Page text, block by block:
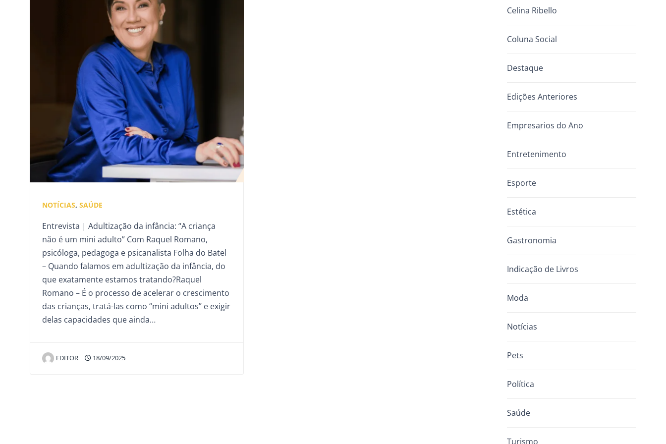
NOTÍCIAS, SAÚDE
Entrevista | Adultização da infância: “A criança
não é um mini adulto” Com Raquel Romano,
psicóloga, pedagoga e psicanalista Folha do Batel
– Quando falamos em adultização da infância, do
que exatamente estamos tratando?Raquel
Romano – É o processo de acelerar o crescimento
das crianças, tratá-las como “mini adultos” e exigir
delas capacidades que ainda…
EDITOR 18/09/2025
Celina Ribello
Coluna Social
Destaque
Edições Anteriores
Empresarios do Ano
Entretenimento
Esporte
Estética
Gastronomia
Indicação de Livros
Moda
Notícias
Pets
Política
Saúde
Turismo